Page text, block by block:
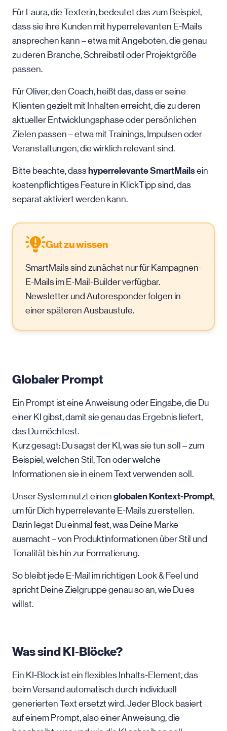
Für Laura, die Texterin, bedeutet das zum Beispiel,
dass sie ihre Kunden mit hyperrelevanten E-Mails
ansprechen kann – etwa mit Angeboten, die genau
zu deren Branche, Schreibstil oder Projektgröße
passen.
Für Oliver, den Coach, heißt das, dass er seine
Klienten gezielt mit Inhalten erreicht, die zu deren
aktueller Entwicklungsphase oder persönlichen
Zielen passen – etwa mit Trainings, Impulsen oder
Veranstaltungen, die wirklich relevant sind.
Bitte beachte, dasshyperrelevante SmartMailsein
kostenpflichtiges Feature in KlickTipp sind, das
separat aktiviert werden kann.
Gut zu wissen
SmartMails sind zunächst nur für Kampagnen-
E-Mails im E-Mail-Builder verfügbar.
Newsletter und Autoresponder folgen in
einer späteren Ausbaustufe.
Globaler Prompt
Ein Prompt ist eine Anweisung oder Eingabe, die Du
einer KI gibst, damit sie genau das Ergebnis liefert,
das Du möchtest.
Kurz gesagt: Du sagst der KI, was sie tun soll – zum
Beispiel, welchen Stil, Ton oder welche
Informationen sie in einem Text verwenden soll.
Unser System nutzt einen globalen Kontext-Prompt,
um für Dich hyperrelevante E-Mails zu erstellen.
Darin legst Du einmal fest, was Deine Marke
ausmacht – von Produktinformationen über Stil und
Tonalität bis hin zur Formatierung.
So bleibt jede E-Mail im richtigen Look & Feel und
spricht Deine Zielgruppe genau so an, wie Du es
willst.
Was sind KI-Blöcke?
Ein KI-Block ist ein flexibles Inhalts-Element, das
beim Versand automatisch durch individuell
generierten Text ersetzt wird. Jeder Block basiert
auf einem Prompt, also einer Anweisung, die